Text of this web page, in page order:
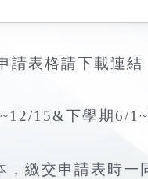
請表格請下載連結
15&下學期6/
繳交申請表時一